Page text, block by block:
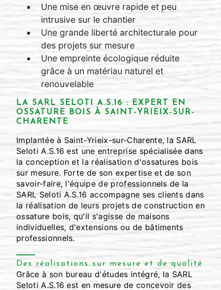
Une mise en œuvre rapide et peu
intrusive sur le chantier
Une grande liberté architecturale pour
des projets sur mesure
Une empreinte écologique réduite
grâce à un matériau naturel et
renouvelable
LA SARL SELOTI A.S.16 : EXPERT EN
OSSATURE BOIS À SAINT-YRIEIX-SUR-
CHARENTE
Implantée à Saint-Yrieix-sur-Charente, la SARL
Seloti A.S.16 est une entreprise spécialisée dans
la conception et la réalisation d'ossatures bois
sur mesure. Forte de son expertise et de son
savoir-faire, l'équipe de professionnels de la
SARL Seloti A.S.16 accompagne ses clients dans
la réalisation de leurs projets de construction en
ossature bois, qu'il s'agisse de maisons
individuelles, d'extensions ou de bâtiments
professionnels.
Des réalisations sur mesure et de qualité
Grâce à son bureau d'études intégré, la SARL
Seloti A.S.16 est en mesure de concevoir des